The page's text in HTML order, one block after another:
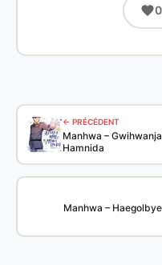
0
← PRÉCÉDENT
Manhwa –
Hamnida
Manhwa –